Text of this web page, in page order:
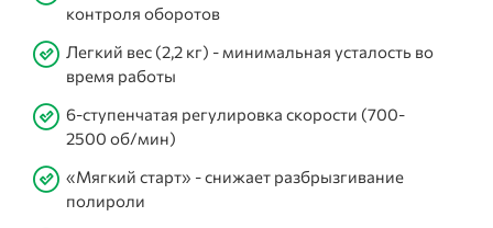
контроля оборотов
Легкий вес (2,2 кг) - минимальная усталость во
время работы
6-ступенчатая регулировка скорости (700-
2500 об/мин)
«Мягкий старт» - снижает разбрызгивание
полироли